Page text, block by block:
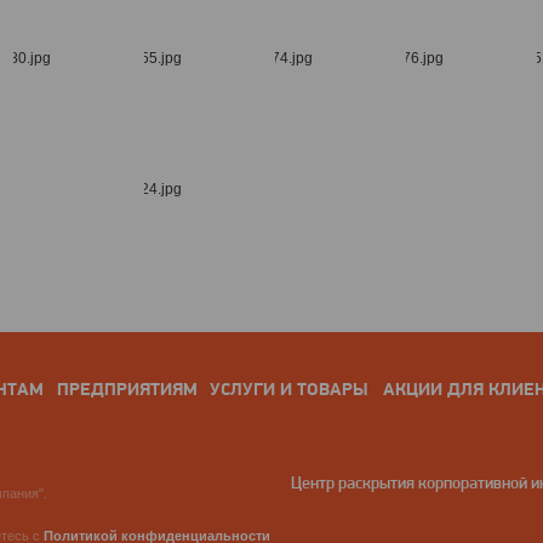
ПРЕДПРИЯТИЯМ УСЛУГИ И ТОВАРЫ АКЦИИ ДЛЯ
Центр раскрытия
с Политикой конфиденциальности